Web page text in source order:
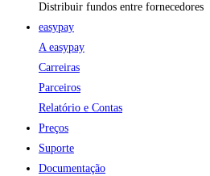
Distribuir fundos entre fornecedores
easypay
A easypay
Carreiras
Parceiros
Relatório e Contas
Preços
Suporte
Documentação